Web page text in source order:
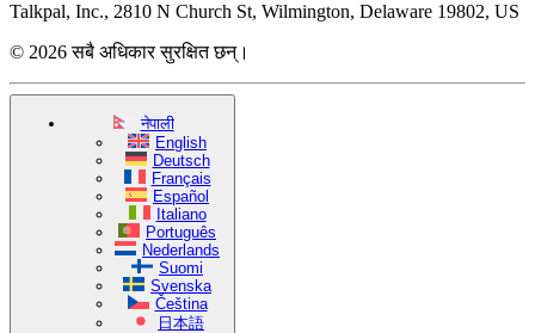
Talkpal, Inc., 2810 N Church St, Wilmington, Delaware 19802, US
© 2026 सबै अधिकार सुरक्षित छन्।
नेपाली
English
Deutsch
Français
Español
Italiano
Português
Nederlands
Suomi
Svenska
Čeština
日本語